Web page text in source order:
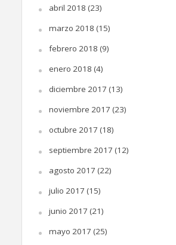
abril 2018 (23)
marzo 2018 (15)
febrero 2018 (9)
enero 2018 (4)
diciembre 2017 (13)
noviembre 2017 (23)
octubre 2017 (18)
septiembre 2017 (12)
agosto 2017 (22)
julio 2017 (15)
junio 2017 (21)
mayo 2017 (25)